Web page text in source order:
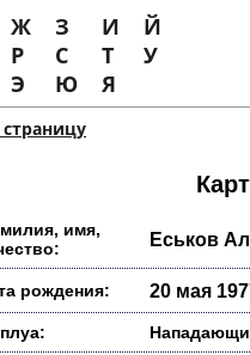
Ж З И
Й
Р С Т
У
Э Ю Я
имя,
Еськов
рождения: 20 мая